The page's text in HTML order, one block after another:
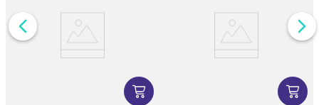
INFORMAÇÕES DO PRODUTOVER MAIS INFORMAÇÕES DOVER